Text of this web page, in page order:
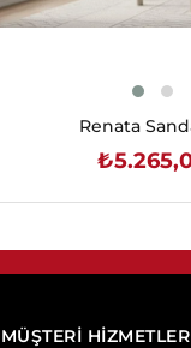
Renata
MÜŞTERİ